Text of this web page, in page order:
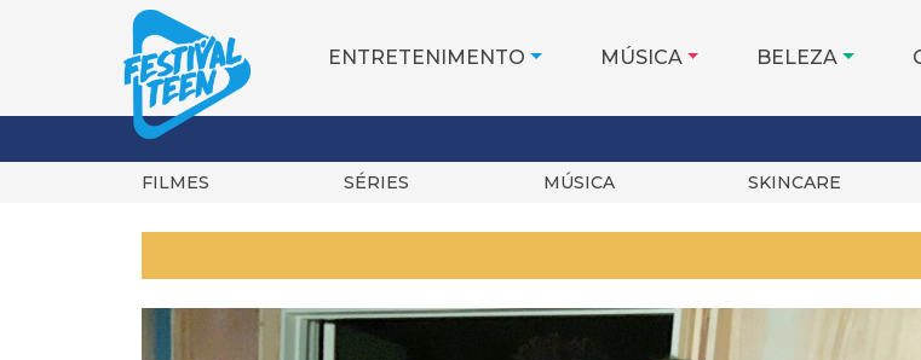
ENTRETENIMENTO MÚSICA BELEZA
FILMES SÉRIES MÚSICA SKINCARE